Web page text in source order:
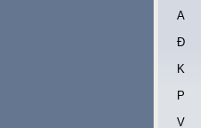
A
Đ
K
P
V